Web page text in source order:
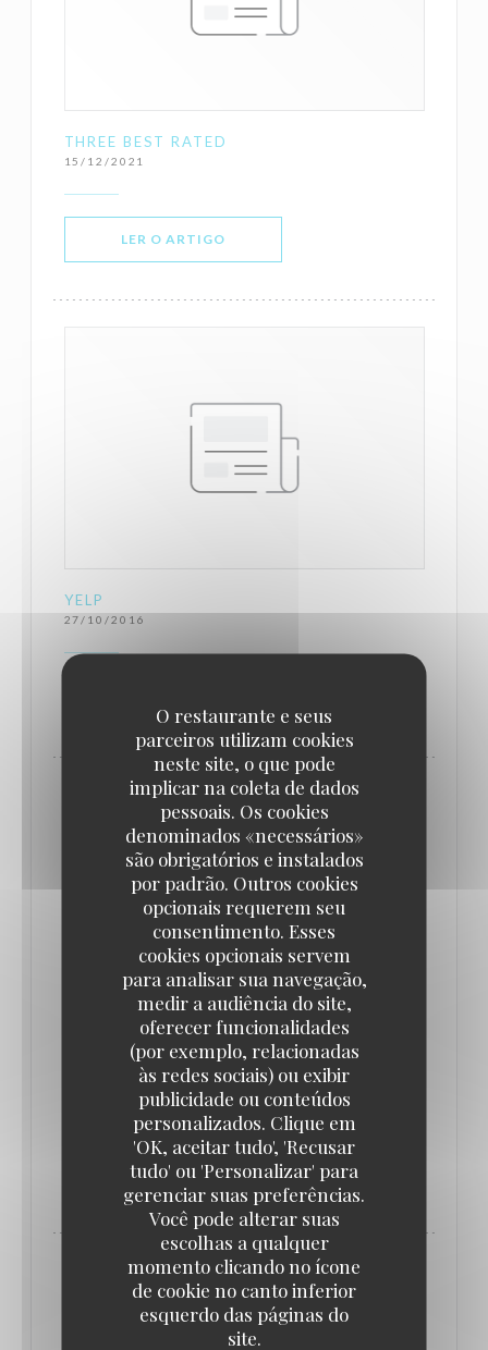
O restaurante e seus
parceiros utilizam cookies
neste site, o que pode
implicar na coleta de dados
pessoais. Os cookies
denominados «necessários»
são obrigatórios e instalados
por padrão. Outros cookies
opcionais requerem seu
consentimento. Esses
cookies opcionais servem
para analisar sua navegação,
medir a audiência do site,
oferecer funcionalidades
(por exemplo, relacionadas
às redes sociais) ou exibir
publicidade ou conteúdos
personalizados. Clique em
'OK, aceitar tudo', 'Recusar
tudo' ou 'Personalizar' para
gerenciar suas preferências.
Você pode alterar suas
escolhas a qualquer
momento clicando no ícone
de cookie no canto inferior
esquerdo das páginas do
site.
THREE BEST RATED
15/12/2021
LER O ARTIGO((ABRE NUMA NOVA JANELA))
YELP
27/10/2016
3 BEST INDIAN RESTAURANTS IN
MAIDSTONE
29/08/2016
LER O ARTIGO((ABRE NUMA NOVA JANELA))